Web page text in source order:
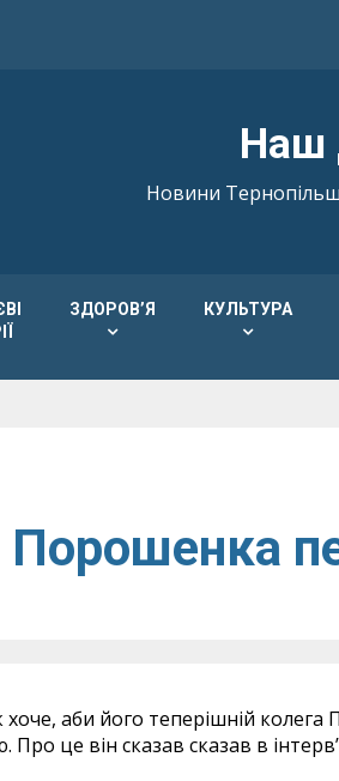
Наш
Новини
ЗДОРОВ’Я КУЛЬТУРА
Порошенка
аби його теперішній колега
Про це він сказав сказав в